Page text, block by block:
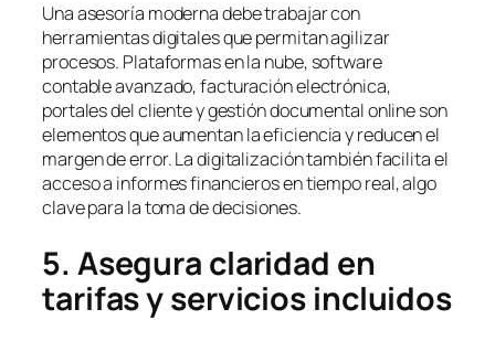
Una asesoría moderna debe trabajar con
herramientas digitales que permitan agilizar
procesos. Plataformas en la nube, software
contable avanzado, facturación electrónica,
portales del cliente y gestión documental online son
elementos que aumentan la eficiencia y reducen el
margen de error. La digitalización también facilita el
acceso a informes financieros en tiempo real, algo
clave para la toma de decisiones.
5. Asegura claridad en
tarifas y servicios incluidos